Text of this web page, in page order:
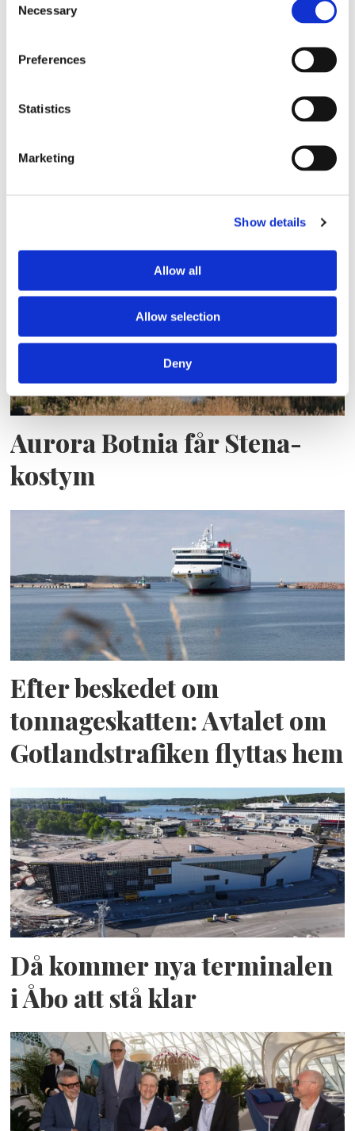
Selection
Necessary
Preferences
Statistics
Marketing
Show details
Allow all
Allow selection
Deny
Aurora Botnia får Stena-
kostym
Efter beskedet om
tonnageskatten: Avtalet om
Gotlandstrafiken flyttas hem
Då kommer nya terminalen
i Åbo att stå klar